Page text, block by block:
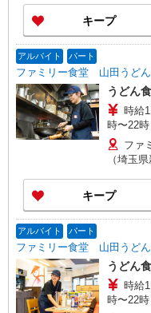
範囲は
ますのでご相
… 八王
［3］千
市、木
エリア
市、狭
キープ
アルバイト パート
ファミリー食堂 山田うど
うどん
時給1180円 日・祝日
時〜22時
ファ
（埼玉
キープ
アルバイト パート
ファミリー食堂 山田うど
うどん
時給1180円 日・祝日
時〜22時